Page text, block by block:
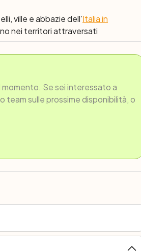
ville e abbazie dell’Italia in
nei territori attraversati
Se sei interessato a
team sulle prossime disponibilità, o